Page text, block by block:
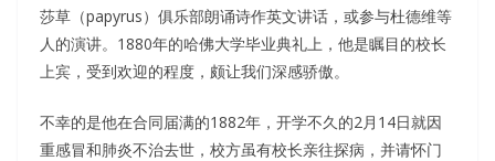
莎草（papyrus）俱乐部朗诵诗作英文讲话，或参与杜德维等
人的演讲。1880年的哈佛大学毕业典礼上，他是瞩目的校长
上宾，受到欢迎的程度，颇让我们深感骄傲。
不幸的是他在合同届满的1882年，开学不久的2月14日就因
重感冒和肺炎不治去世，校方虽有校长亲往探病，并请怀门